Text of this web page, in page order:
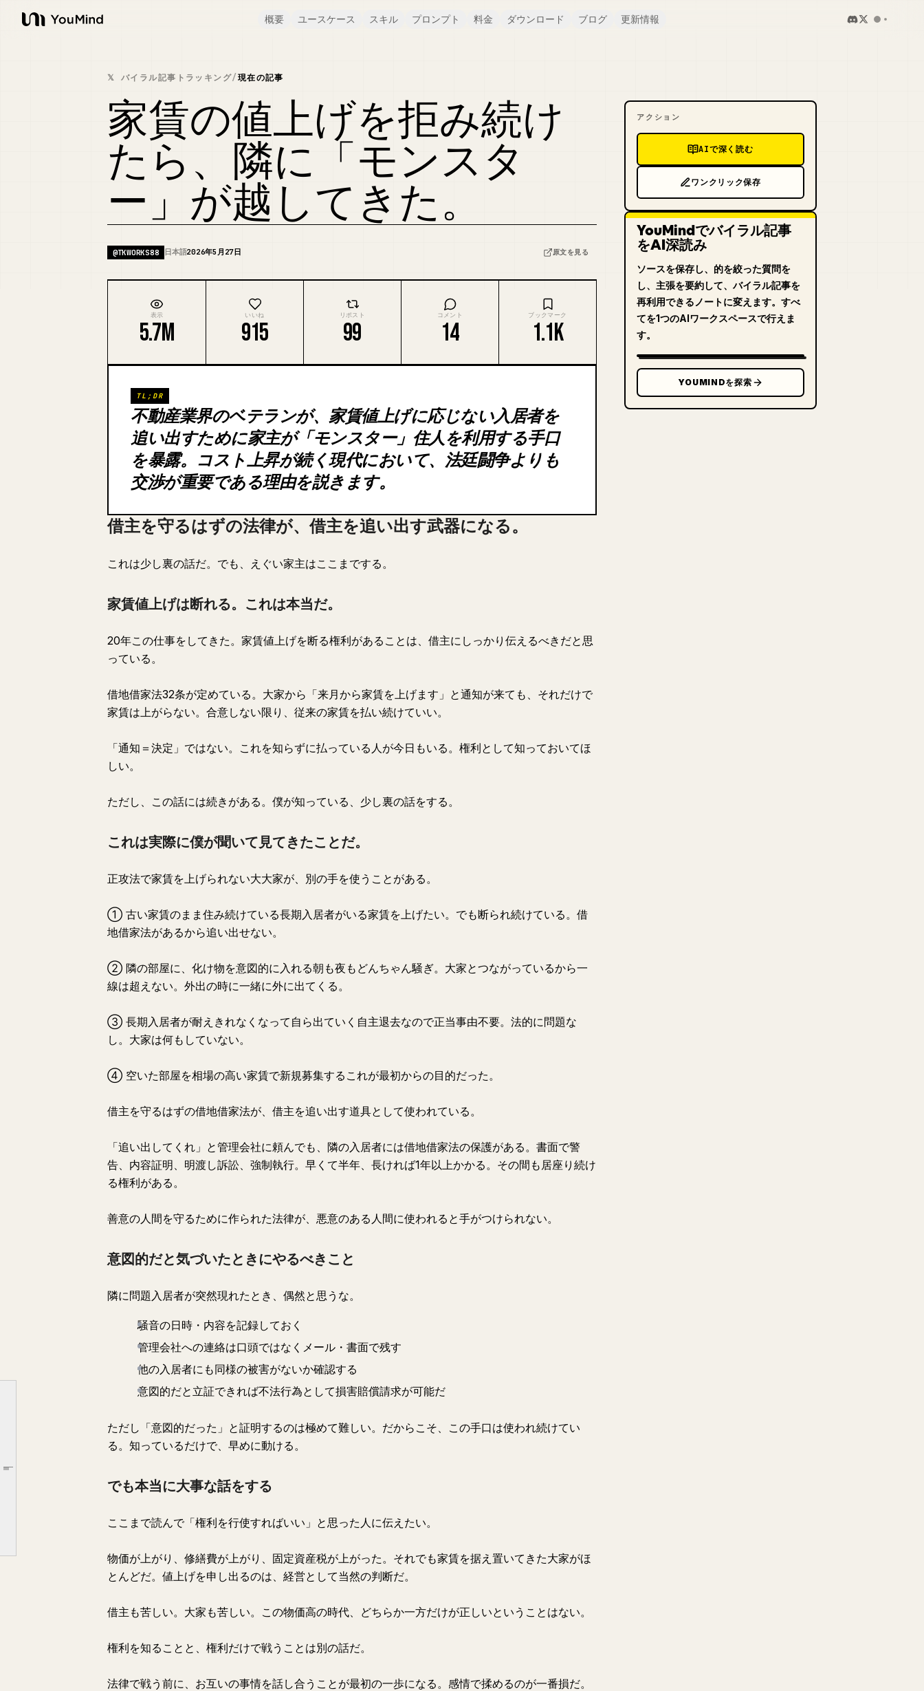
YouMind
概要 ユースケース スキル プロンプト 料金 ダウンロード ブログ 更新情報
借主を守るはずの法律が、借主を追い出す武器になる。
これは実際に僕が聞いて見てきたことだ。
𝕏 バイラル記事トラッキング/現在の記事
家賃の値上げを拒み続け
たら、隣に「モンスタ
ー」が越してきた。
@TKWORKS88 日本語2026年5月27日 原文を見る
表示
5.7M
いいね
915
リポスト
99
コメント
14
ブックマーク
1.1K
TL;DR
不動産業界のベテランが、家賃値上げに応じない入居者を
追い出すために家主が「モンスター」住人を利用する手口
を暴露。コスト上昇が続く現代において、法廷闘争よりも
交渉が重要である理由を説きます。
借主を守るはずの法律が、借主を追い出す武器になる。
これは少し裏の話だ。でも、えぐい家主はここまでする。
家賃値上げは断れる。これは本当だ。
20年この仕事をしてきた。家賃値上げを断る権利があることは、借主にしっかり伝えるべきだと思
っている。
借地借家法32条が定めている。大家から「来月から家賃を上げます」と通知が来ても、それだけで
家賃は上がらない。合意しない限り、従来の家賃を払い続けていい。
「通知＝決定」ではない。これを知らずに払っている人が今日もいる。権利として知っておいてほ
しい。
ただし、この話には続きがある。僕が知っている、少し裏の話をする。
これは実際に僕が聞いて見てきたことだ。
正攻法で家賃を上げられない大大家が、別の手を使うことがある。
① 古い家賃のまま住み続けている長期入居者がいる家賃を上げたい。でも断られ続けている。借
地借家法があるから追い出せない。
② 隣の部屋に、化け物を意図的に入れる朝も夜もどんちゃん騒ぎ。大家とつながっているから一
線は超えない。外出の時に一緒に外に出てくる。
③ 長期入居者が耐えきれなくなって自ら出ていく自主退去なので正当事由不要。法的に問題な
し。大家は何もしていない。
④ 空いた部屋を相場の高い家賃で新規募集するこれが最初からの目的だった。
借主を守るはずの借地借家法が、借主を追い出す道具として使われている。
「追い出してくれ」と管理会社に頼んでも、隣の入居者には借地借家法の保護がある。書面で警
告、内容証明、明渡し訴訟、強制執行。早くて半年、長ければ1年以上かかる。その間も居座り続け
る権利がある。
善意の人間を守るために作られた法律が、悪意のある人間に使われると手がつけられない。
意図的だと気づいたときにやるべきこと
隣に問題入居者が突然現れたとき、偶然と思うな。
騒音の日時・内容を記録しておく
管理会社への連絡は口頭ではなくメール・書面で残す
他の入居者にも同様の被害がないか確認する
意図的だと立証できれば不法行為として損害賠償請求が可能だ
ただし「意図的だった」と証明するのは極めて難しい。だからこそ、この手口は使われ続けてい
る。知っているだけで、早めに動ける。
でも本当に大事な話をする
ここまで読んで「権利を行使すればいい」と思った人に伝えたい。
物価が上がり、修繕費が上がり、固定資産税が上がった。それでも家賃を据え置いてきた大家がほ
とんどだ。値上げを申し出るのは、経営として当然の判断だ。
借主も苦しい。大家も苦しい。この物価高の時代、どちらか一方だけが正しいということはない。
権利を知ることと、権利だけで戦うことは別の話だ。
法律で戦う前に、お互いの事情を話し合うことが最初の一歩になる。感情で揉めるのが一番損だ。
アクション
AIで深く読む
ワンクリック保存
YouMindでバイラル記事
をAI深読み
ソースを保存し、的を絞った質問を
し、主張を要約して、バイラル記事を
再利用できるノートに変えます。すべ
てを1つのAIワークスペースで行えま
す。
YOUMINDを探索